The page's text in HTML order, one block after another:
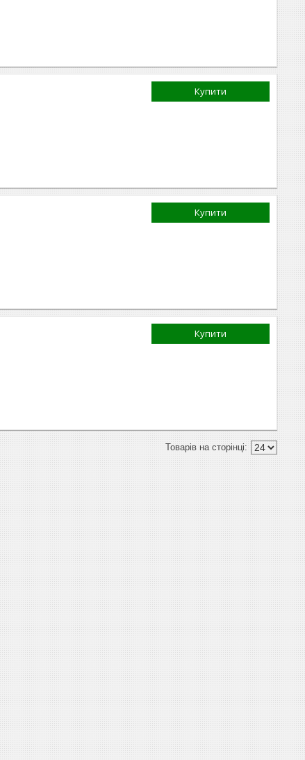
Купити
Купити
Купити